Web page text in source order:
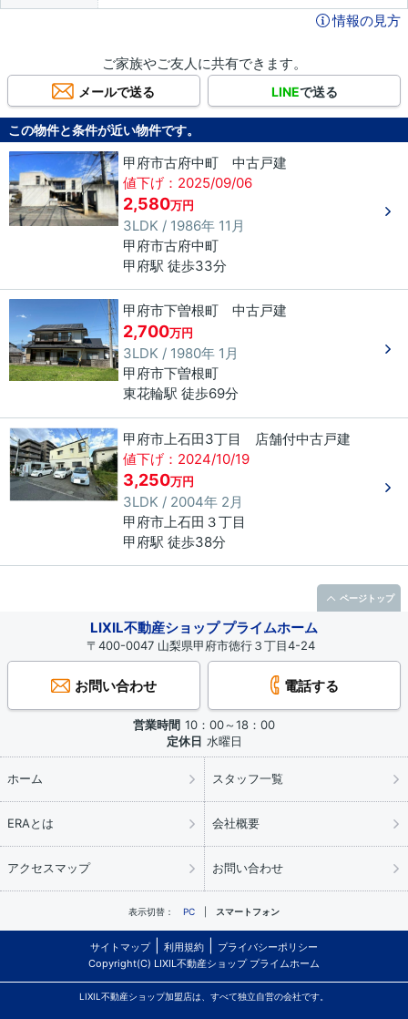
情報の見方
ご家族やご友人に共有できます。
メールで送る LINEで送る
この物件と条件が近い物件です。
甲府市古府中町 中古戸建
値下げ：2025/09/06
2,580万円
3LDK / 1986年 11月
甲府市古府中町
甲府駅 徒歩33分
甲府市下曽根町 中古戸建
2,700万円
3LDK / 1980年 1月
甲府市下曽根町
東花輪駅 徒歩69分
甲府市上石田3丁目 店舗付中古戸建
値下げ：2024/10/19
3,250万円
3LDK / 2004年 2月
甲府市上石田 ３丁目
甲府駅 徒歩38分
LIXIL不動産ショップ プライムホーム
〒400-0047 山梨県甲府市徳行３丁目4-24
お問い合わせ 電話する
営業時間 10：00～18：00
定休日 水曜日
ホーム スタッフ一覧
ERAとは 会社概要
アクセスマップ お問い合わせ
表示切替： PC スマートフォン
サイトマップ 利用規約
プライバシーポリシー
Copyright(C) LIXIL不動産ショップ プライムホーム
LIXIL不動産ショップ加盟店は、すべて独立自営の会社です。
ページトップ